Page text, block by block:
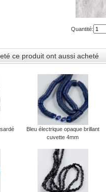
Quantité:
ce produit ont aussi acheté
Bleu électrique opaque brillant
cuvette 4mm